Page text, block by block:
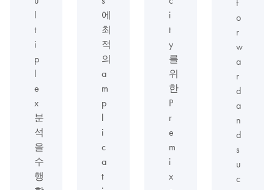
l
t
i
p
l
e
x
분
석
을
수
행
에
최
적
의
a
m
p
l
i
c
a
t
i
t
y
를
위
한
P
r
e
m
i
x
f
o
r
w
a
r
d
a
n
d
s
u
c